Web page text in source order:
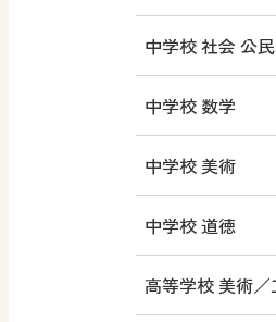
中学校 社会 公民
中学校 数学
中学校 美術
中学校 道徳
高等学校 美術／